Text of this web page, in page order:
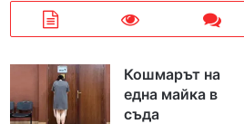
Кошмарът на
една майка в
съда